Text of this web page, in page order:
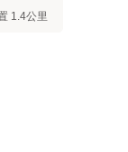
1.4公里